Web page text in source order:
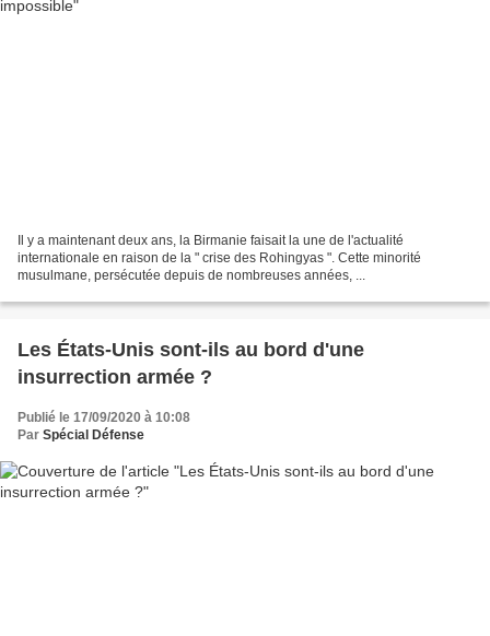
Il y a maintenant deux ans, la Birmanie faisait la une de l'actualité
internationale en raison de la " crise des Rohingyas ". Cette minorité
musulmane, persécutée depuis de nombreuses années, ...
Les États-Unis sont-ils au bord d'une
insurrection armée ?
Publié le 17/09/2020 à 10:08
Par Spécial Défense